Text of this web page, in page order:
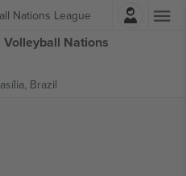
Nations League
로그인
Nations
Brazil